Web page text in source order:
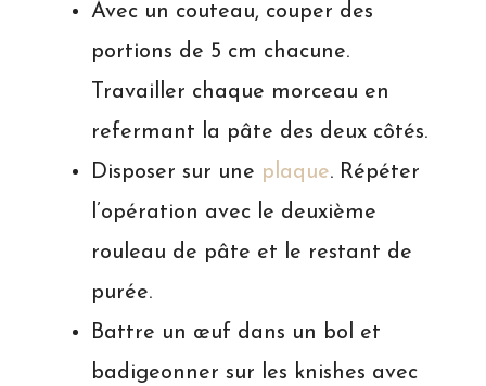
Avec un couteau, couper des
portions de 5 cm chacune.
Travailler chaque morceau en
refermant la pâte des deux côtés.
Disposer sur une plaque. Répéter
l’opération avec le deuxième
rouleau de pâte et le restant de
purée.
Battre un œuf dans un bol et
badigeonner sur les knishes avec